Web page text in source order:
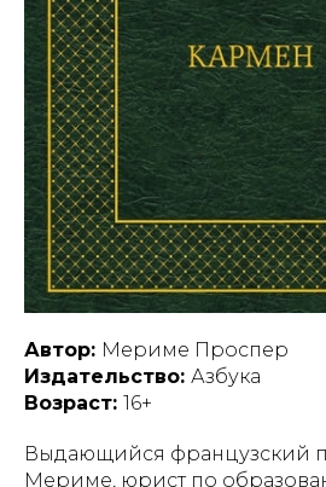
Автор: Мериме Проспер
Издательство: Азбука
Возраст: 16+
Выдающийся французский
Мериме, юрист по